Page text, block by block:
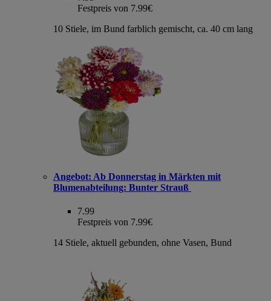
Festpreis von 7.99€
10 Stiele, im Bund farblich gemischt, ca. 40 cm lang
Angebot: Ab Donnerstag in Märkten mit
Blumenabteilung: Bunter Strauß
7.99
Festpreis von 7.99€
14 Stiele, aktuell gebunden, ohne Vasen, Bund